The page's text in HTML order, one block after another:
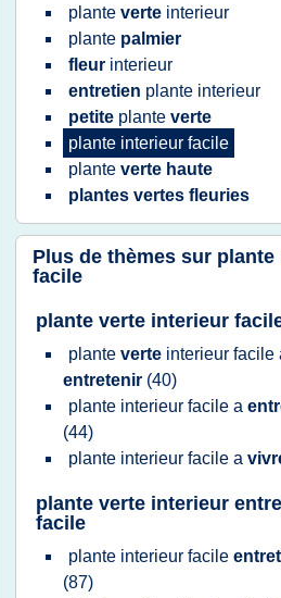
plante verte interieur
plante palmier
fleur interieur
entretien plante interieur
petite plante verte
plante interieur facile
plante verte haute
plantes vertes fleuries
Plus de thèmes sur plante
facile
plante verte interieur
plante verte interieur facile
entretenir (40)
plante interieur facile a
(44)
plante interieur facile a
plante verte interieur
facile
plante interieur facile
(87)